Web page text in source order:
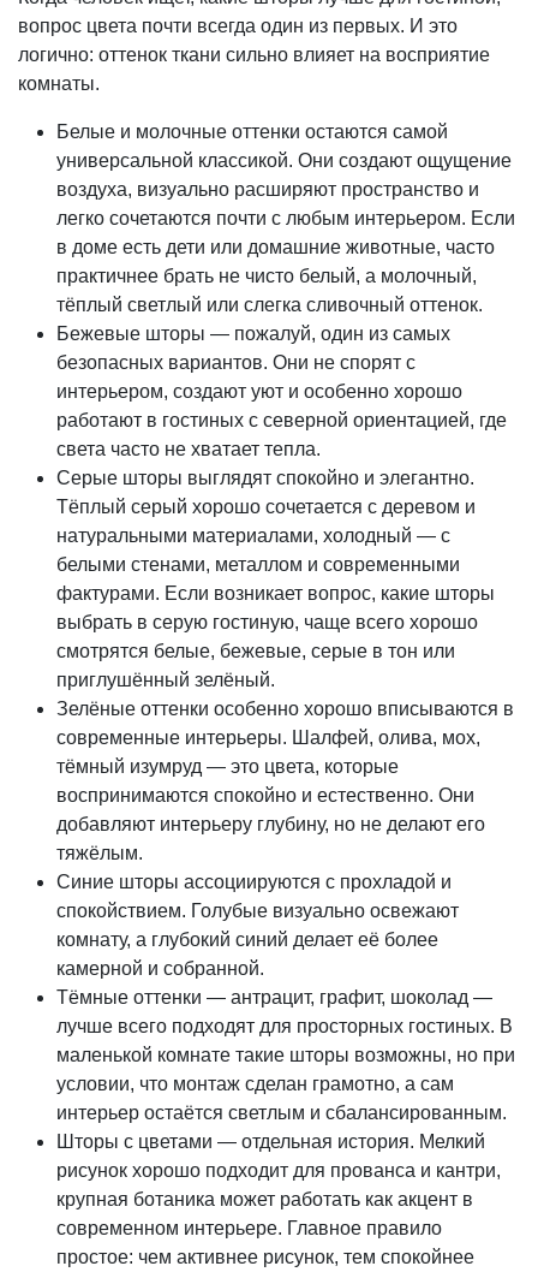
вопрос цвета почти всегда один из первых. И это
логично: оттенок ткани сильно влияет на восприятие
комнаты.
Белые и молочные оттенки остаются самой
универсальной классикой. Они создают ощущение
воздуха, визуально расширяют пространство и
легко сочетаются почти с любым интерьером. Если
в доме есть дети или домашние животные, часто
практичнее брать не чисто белый, а молочный,
тёплый светлый или слегка сливочный оттенок.
Бежевые шторы — пожалуй, один из самых
безопасных вариантов. Они не спорят с
интерьером, создают уют и особенно хорошо
работают в гостиных с северной ориентацией, где
света часто не хватает тепла.
Серые шторы выглядят спокойно и элегантно.
Тёплый серый хорошо сочетается с деревом и
натуральными материалами, холодный — с
белыми стенами, металлом и современными
фактурами. Если возникает вопрос, какие шторы
выбрать в серую гостиную, чаще всего хорошо
смотрятся белые, бежевые, серые в тон или
приглушённый зелёный.
Зелёные оттенки особенно хорошо вписываются в
современные интерьеры. Шалфей, олива, мох,
тёмный изумруд — это цвета, которые
воспринимаются спокойно и естественно. Они
добавляют интерьеру глубину, но не делают его
тяжёлым.
Синие шторы ассоциируются с прохладой и
спокойствием. Голубые визуально освежают
комнату, а глубокий синий делает её более
камерной и собранной.
Тёмные оттенки — антрацит, графит, шоколад —
лучше всего подходят для просторных гостиных. В
маленькой комнате такие шторы возможны, но при
условии, что монтаж сделан грамотно, а сам
интерьер остаётся светлым и сбалансированным.
Шторы с цветами — отдельная история. Мелкий
рисунок хорошо подходит для прованса и кантри,
крупная ботаника может работать как акцент в
современном интерьере. Главное правило
простое: чем активнее рисунок, тем спокойнее